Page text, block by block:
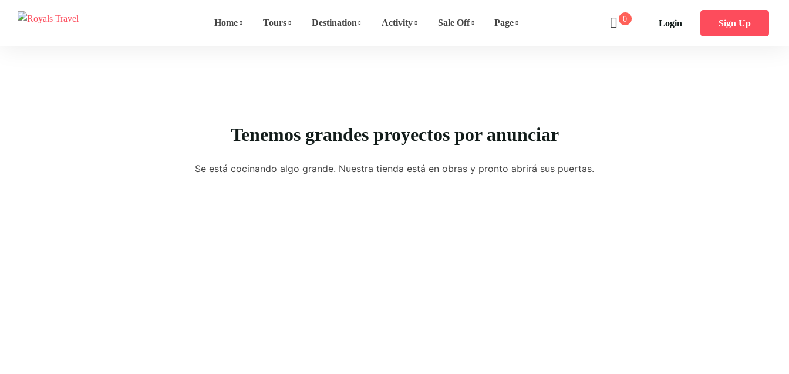
Home Tours Destination Activity Sale Off Page 0 Login Sign Up
Tenemos grandes proyectos por anunciar
Se está cocinando algo grande. Nuestra tienda está en obras y pronto abrirá sus puertas.